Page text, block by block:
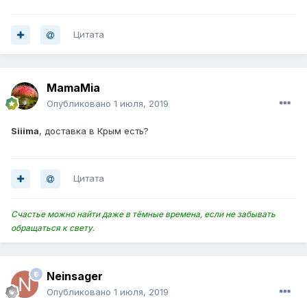
Цитата
MamaMia
Опубликовано 1 июля, 2019
Siiima, доставка в Крым есть?
Цитата
Счастье можно найти даже в тёмные времена, если не забывать
обращаться к свету.
Neinsager
Опубликовано 1 июля, 2019